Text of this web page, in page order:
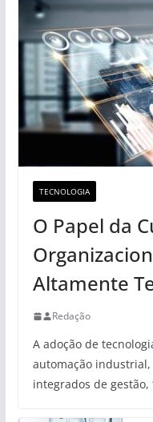
TECNOLOGIA
O Papel da
Altamente
Redação
A adoção de
automação
integrados de